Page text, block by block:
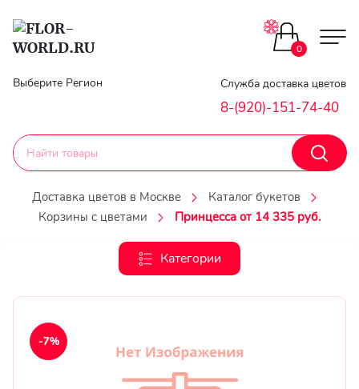
Главная
Гарантии
Доставка
Оплата
Выберите Регион Служба доставка цветов
8-(920)-151-74-40
0
Доставка цветов в Москве
Каталог букетов
Корзины с цветами
Принцесса от 14 335 руб.
Категории
Цветы поштучно
Букеты до 2500
Каталог букетов
Корзины с цветами
Авторские букеты
Букеты из роз
-7%